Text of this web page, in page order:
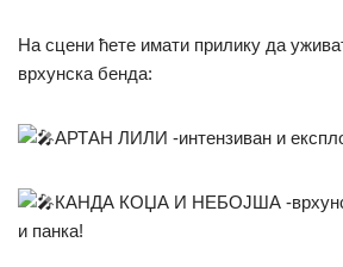
На сцени ћете имати прилику да
врхунска бенда:
АРТАН ЛИЛИ -интензиван и
КАНДА КОЏА И НЕБОЈША -
и панка!